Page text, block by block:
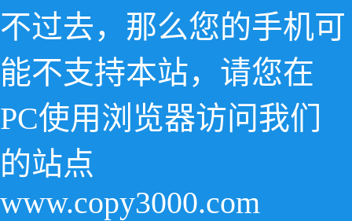
不过去，那么您的手机可
能不支持本站，请您在
PC使用浏览器访问我们
的站点
www.copy3000.com